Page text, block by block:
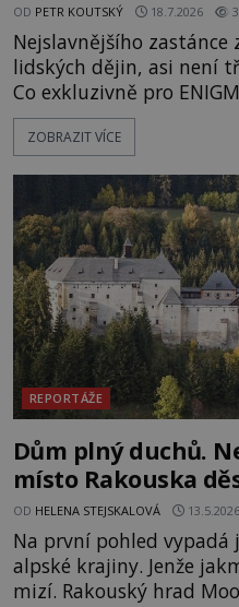
OD PETR KOUTSKÝ 18.7.2026
Nejslavnějšího zastánce
lidských dějin, asi není
Co exkluzivně pro
Vzpomínek na
Erich von Däniken? Orbitální stanice Viking 1
je umělá družice od
1873 kilometrů, nachá
ZOBRAZIT VÍCE
REPORTÁŽE
Dům plný duchů.
místo Rakouska
OD HELENA STEJSKALOVÁ 13.5.2026
Na první pohled vypadá
alpské krajiny. Jenže
mizí. Rakouský hrad